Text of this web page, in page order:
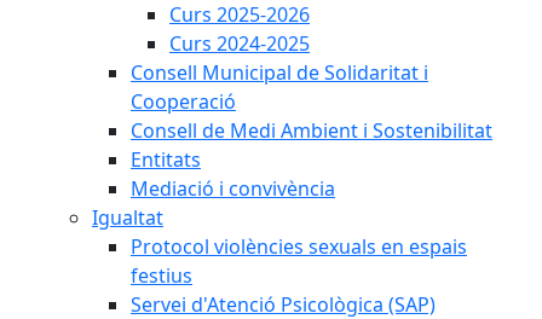
Curs 2025-2026
Curs 2024-2025
Consell Municipal de Solidaritat i
Cooperació
Consell de Medi Ambient i Sostenibilitat
Entitats
Mediació i convivència
Igualtat
Protocol violències sexuals en espais
festius
Servei d'Atenció Psicològica (SAP)